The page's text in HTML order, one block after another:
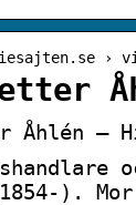
›
Åhlén –
).